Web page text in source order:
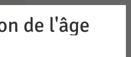
de l'âge